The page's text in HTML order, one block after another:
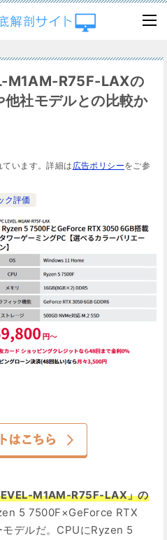
M1AM-R75F-LAXの
社モデルとの比較か
います。詳細は 広告ポリシーをご参
ク評価
M1AM-R75F-LAX」の
5 7500F×GeForce RTX
デルだ。CPUにRyzen 5